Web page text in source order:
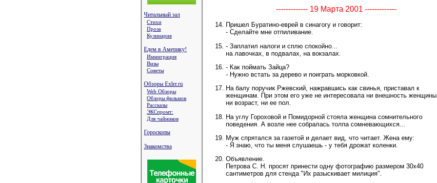
Читальный зал
Стихи
Проза
Кулинария
Едем в Америку!
Иммиграция
Визы
Советы
Обзоры Exler.ru
Web Обзоры
Обзоры фильмов
Рассказы
ЭКСпромт:
Для чайников
Гороскопы
Знакомства
------------- 19 Марта 2001 -------------
Пришел Буратино-еврей в синагогу и говорит:
- Сделайте мне отпиливание.
- Заплатил налоги и сплю спокойно...
на лавочках, в подвалах, на вокзалах.
- Как поймать Зайца?
- Нужно встать за дерево и поиграть морковкой.
На балу поручик Ржевский, нажравшись как свинья, приставал к
женщинам. При этом его уже не интересовала ни внешность
ни возраст, ни ее пол.
На углу Гороховой и Помидорной стояла женщина сомнительного
поведения. А возле нее собралась толпа сомневающихся...
Муж спрятался за газетой и делает вид, что читает. Жена ему:
- Я знаю, что ты меня слушаешь - у тебя дрожат коленки.
Объявление.
Петрова С. Н. просят принести одну фотографию размером 30х40
сантиметров для стенда "Их разыскивает милиция".